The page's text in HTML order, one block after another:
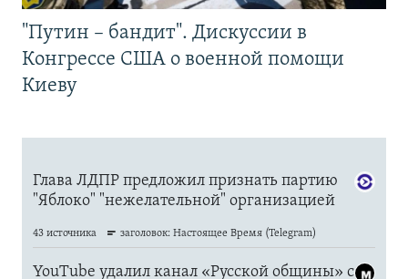
"Путин – бандит". Дискуссии в
Конгрессе США о военной помощи
Киеву